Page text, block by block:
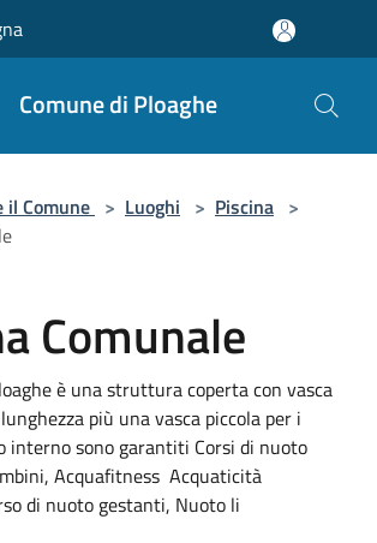
Comune di Ploaghe
il Comune > Luoghi > Piscina >
Comunale
è una struttura coperta con vasca
più una vasca piccola per i
interno sono garantiti Corsi di nuoto
Acquafitness Acquaticità
di nuoto gestanti, Nuoto li